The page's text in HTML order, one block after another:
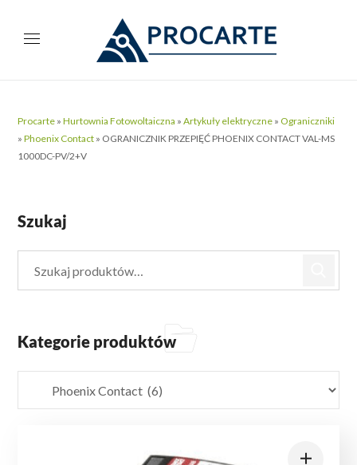
Procarte »Hurtownia Fotowoltaiczna »Artykuły elektryczne » Ograniczniki
»Phoenix Contact » OGRANICZNIK PRZEPIĘĆ PHOENIX CONTACT VAL-MS
1000DC-PV/2+V
Szukaj
Kategorie produktów